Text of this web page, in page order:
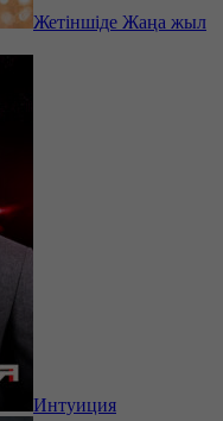
Жетіншіде Жаңа жыл
Интуиция